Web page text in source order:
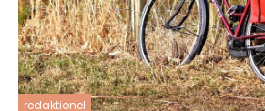
redaktionel